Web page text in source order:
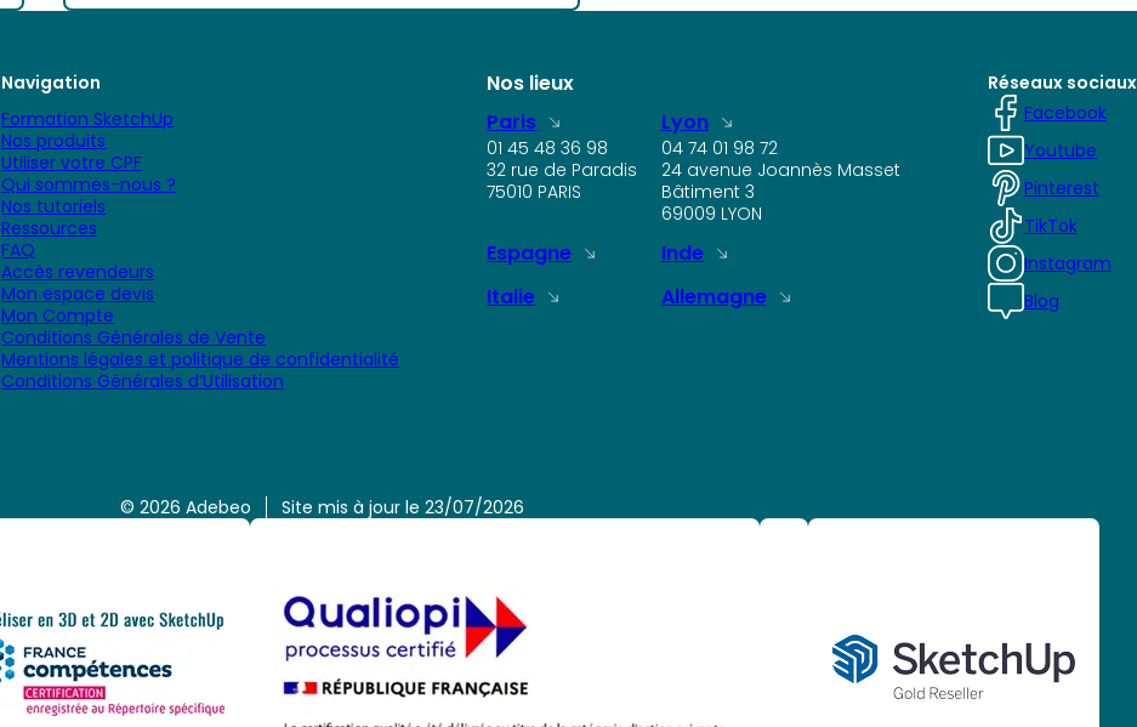
Navigation
Formation SketchUp
Nos produits
Utiliser votre CPF
Qui sommes-nous ?
Nos tutoriels
Ressources
FAQ
Accès revendeurs
Mon espace devis
Mon Compte
Conditions Générales de Vente
Mentions légales et politique de confidentialité
Conditions Générales d’Utilisation
Réseaux sociaux
Facebook
Youtube
Pinterest
TikTok
Instagram
Blog
Nos lieux
Paris
01 45 48 36 98
32 rue de Paradis
75010 PARIS
Lyon
04 74 01 98 72
24 avenue Joannès Masset
Bâtiment 3
69009 LYON
Espagne
Inde
Italie
Allemagne
© 2026 Adebeo Site mis à jour le 23/07/2026